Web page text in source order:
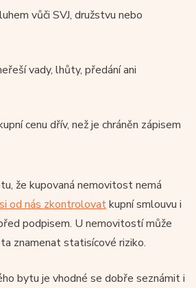
vůči SVJ, družstvu nebo
vady, lhůty, předání ani
cenu dřív, než je chráněn zápisem
že kupovaná nemovitost nemá
od nás zkontrolovatkupní smlouvu i
podpisem. U nemovitostí může
znamenat statisícové riziko.
bytu je vhodné se dobře seznámit i